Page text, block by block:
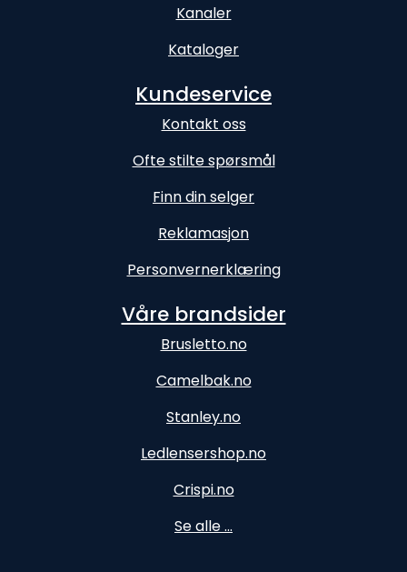
Kanaler
Kataloger
Kundeservice
Kontakt oss
Ofte stilte spørsmål
Finn din selger
Reklamasjon
Personvernerklæring
Våre brandsider
Brusletto.no
Camelbak.no
Stanley.no
Ledlensershop.no
Crispi.no
Se alle ...